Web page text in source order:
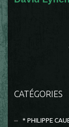
CATÉGORIES
* PHILIPPE